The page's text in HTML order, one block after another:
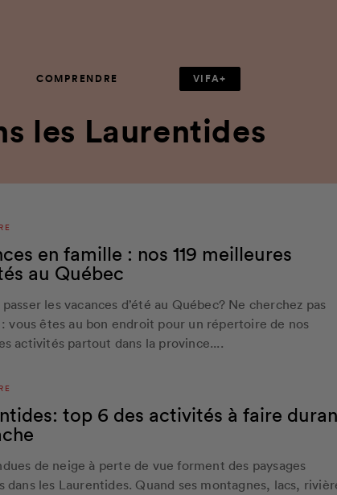
COMPRENDRE VIFA+
les Laurentides
en famille : nos 119 meilleures
au Québec
les vacances d’été au Québec? Ne cherchez pas
vous êtes au bon endroit pour un répertoire de nos
activités partout dans la province....
top 6 des activités à faire
de neige à perte de vue forment des paysages
dans les Laurentides. Quand ses montagnes, lacs,